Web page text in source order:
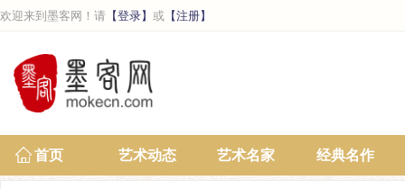
欢迎来到墨客网！请 【登录】 或 【注册】
首页 艺术动态 艺术名家 经典名作